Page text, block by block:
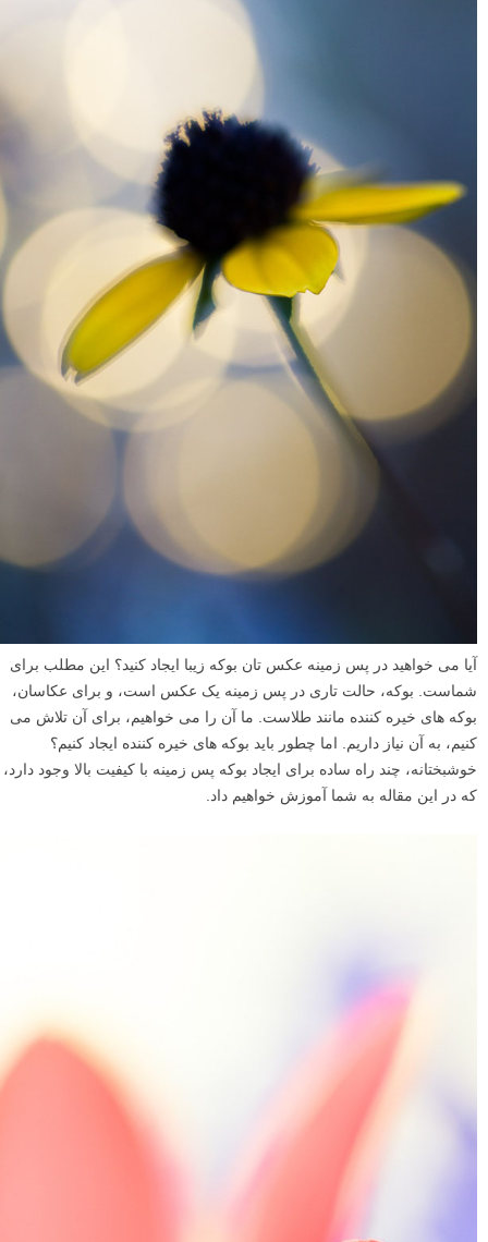
آیا می خواهید در پس زمینه عکس تان بوکه زیبا ایجاد کنید؟ این مطلب برای
شماست. بوکه، حالت تاری در پس زمینه یک عکس است، و برای عکاسان،
بوکه های خیره کننده مانند طلاست. ما آن را می خواهیم، برای آن تلاش می
کنیم، به آن نیاز داریم. اما چطور باید بوکه های خیره کننده ایجاد کنیم؟
خوشبختانه، چند راه ساده برای ایجاد بوکه پس زمینه با کیفیت بالا وجود دارد،
که در این مقاله به شما آموزش خواهیم داد.